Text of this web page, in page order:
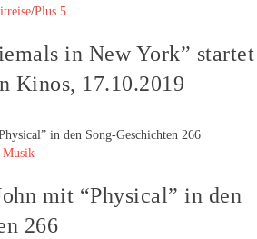
/Plus 5
in New York” startet
Kinos, 17.10.2019
Musik
mit “Physical” in den
266